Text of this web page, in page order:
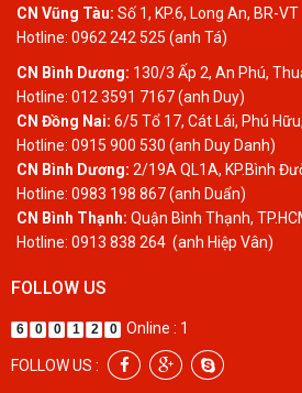
CN Vũng Tàu: Số 1, KP.6, Long An, BR-VT
Hotline: 0962 242 525 (anh Tá)
CN Bình Dương: 130/3 Ấp 2, An Phú,
Hotline: 012 3591 7167 (anh Duy)
CN Đồng Nai: 6/5 Tổ 17, Cát Lái, Phú
Hotline: 0915 900 530 (anh Duy Danh)
CN Bình Dương: 2/19A QL1A, KP.Bình
Hotline: 0983 198 867 (anh Duẩn)
CN Bình Thạnh: Quận Bình Thạnh,
Hotline: 0913 838 264 (anh Hiệp Vân)
FOLLOW US
6 0 0 1 2 0 Online : 1
FOLLOW US :